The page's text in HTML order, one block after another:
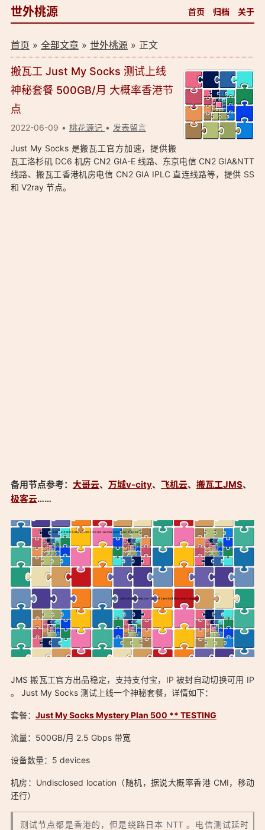
世外桃源 首页 归档 关于
首页 » 全部文章» 世外桃源» 正文
搬瓦工 Just My Socks 测试上线
神秘套餐 500GB/月 大概率香港节
点
2022-06-09 桃花源记 发表留言
Just My Socks 是搬瓦工官方加速，提供搬
瓦工洛杉矶 DC6 机房 CN2 GIA-E 线路、东京电信 CN2 GIA&NTT
线路、搬瓦工香港机房电信 CN2 GIA IPLC 直连线路等，提供 SS
和 V2ray 节点。
备用节点参考： 大哥云、 万城v-city、 飞机云、 搬瓦工JMS、
极客云……
JMS 搬瓦工官方出品稳定，支持支付宝，IP 被封自动切换可用 IP
。 Just My Socks 测试上线一个神秘套餐，详情如下：
「搬瓦工 Just My Socks 测试上线神秘套餐 500GB/月 大概率香
套餐： Just My Socks Mystery Plan 500 ** TESTING
流量：500GB/月 2.5 Gbps 带宽
设备数量：5 devices
「搬瓦工 Just My Socks 测试上线神秘套餐 500GB/月 大概率香
港节点：https://sars.win/31」
机房：Undisclosed location（随机，据说大概率香港 CMI，移动
还行）
测试节点都是香港的，但是绕路日本 NTT 。电信测试延时